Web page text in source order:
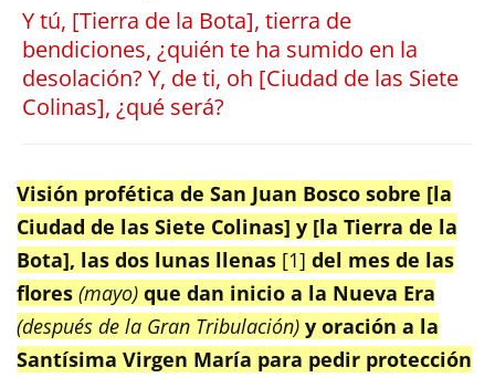
Y tú, [Tierra de la Bota], tierra de
bendiciones, ¿quién te ha sumido en la
desolación? Y, de ti, oh [Ciudad de las Siete
Colinas], ¿qué será?
Visión profética de San Juan Bosco sobre [la
Ciudad de las Siete Colinas] y [la Tierra de la
Bota], las dos lunas llenas [1] del mes de las
flores (mayo) que dan inicio a la Nueva Era
(después de la Gran Tribulación) y oración a la
Santísima Virgen María para pedir protección